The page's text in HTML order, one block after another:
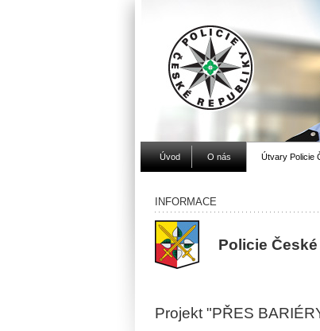
Úvod O nás Útvary Policie
INFORMACE
Policie
Projekt "PŘES